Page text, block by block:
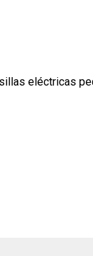
eléctricas